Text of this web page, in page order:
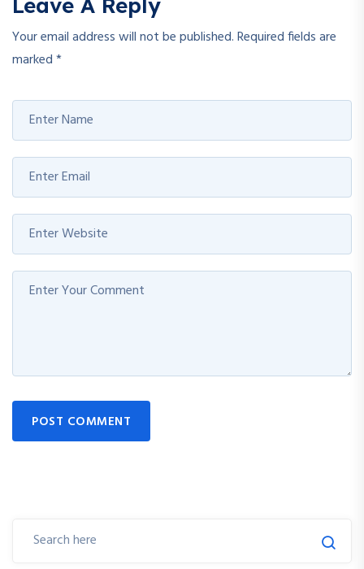
Your email address will not be published.Required fields are
marked*
POST COMMENT